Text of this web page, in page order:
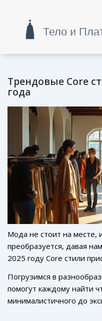
Трендовые Core
года
Мода не стоит на месте,
преобразуется, давая
2025 году Core стили
уникальности. Это не
показать мировоззрение
визуальные образы.
Погрузимся в
помогут каждому найти
минималистичного до